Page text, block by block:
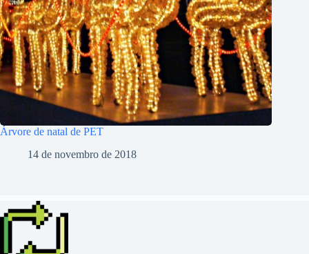
Árvore de natal de PET
14 de novembro de 2018